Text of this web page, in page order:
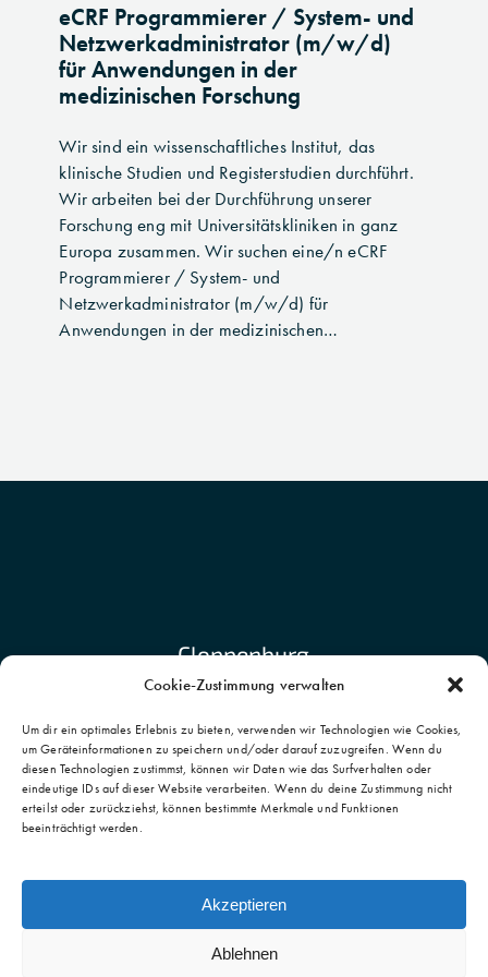
Cookie-Zustimmung verwalten
Um dir ein optimales Erlebnis zu bieten, verwenden wir Technologien wie Cookies,
um Geräteinformationen zu speichern und/oder darauf zuzugreifen. Wenn du
diesen Technologien zustimmst, können wir Daten wie das Surfverhalten oder
eindeutige IDs auf dieser Website verarbeiten. Wenn du deine Zustimmung nicht
erteilst oder zurückziehst, können bestimmte Merkmale und Funktionen
beeinträchtigt werden.
Akzeptieren
Ablehnen
Programmierer
System-
(m/w/d)
Anwendungen
medizinischen
Forschung
eCRF Programmierer / System- und
Netzwerkadministrator (m/w/d)
für Anwendungen in der
medizinischen Forschung
Wir sind ein wissenschaftliches Institut, das
klinische Studien und Registerstudien durchführt.
Wir arbeiten bei der Durchführung unserer
Forschung eng mit Universitätskliniken in ganz
Europa zusammen. Wir suchen eine/n eCRF
Programmierer / System- und
Netzwerkadministrator (m/w/d) für
Anwendungen in der medizinischen…
Cloppenburg
und Präventive Medizin GmbH
Bahnhofstrasse 20
49661 Cloppenburg